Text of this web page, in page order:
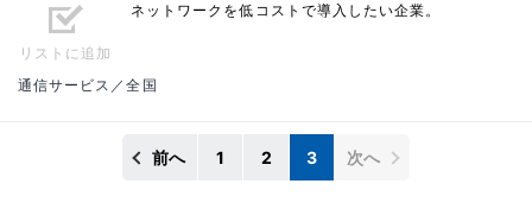
リストに追加
ネットワークを低コストで導入したい企業。
通信サービス／全国
前へ 1 2 3 次へ